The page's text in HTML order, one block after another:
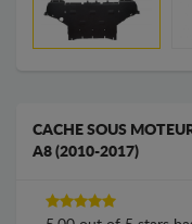
CACHE SOUS
A8 (2010-2017)